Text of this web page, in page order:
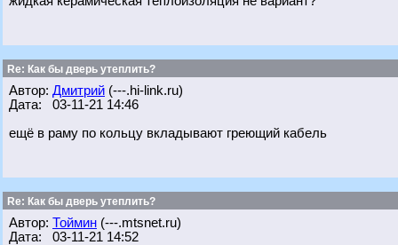
Re: Как бы дверь утеплить?
Автор: Дмитрий (---.hi-link.ru)
Дата: 03-11-21 14:46
ещё в раму по кольцу вкладывают греющий кабель
Re: Как бы дверь утеплить?
Автор: Тоймин (---.mtsnet.ru)
Дата: 03-11-21 14:52